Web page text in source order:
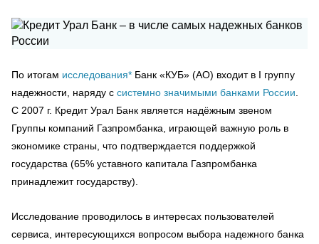
По итогам исследования* Банк «КУБ» (АО) входит в I группу
надежности, наряду с системно значимыми банками России
С 2007 г. Кредит Урал Банк является надёжным звеном
Группы компаний Газпромбанка, играющей важную роль в
экономике страны, что подтверждается поддержкой
государства (65% уставного капитала Газпромбанка
принадлежит государству).
Исследование проводилось в интересах пользователей
сервиса, интересующихся вопросом выбора надежного банка